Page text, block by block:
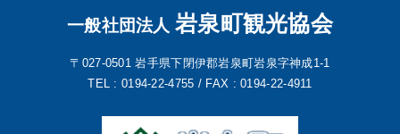
一般社団法人 岩泉町観光協会
〒027-0501岩手県下閉伊郡岩泉町岩泉字神成1-1
TEL : 0194-22-4755 / FAX : 0194-22-4911